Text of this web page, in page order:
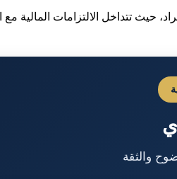
تتداخل الالتزامات المالية مع
والثقة